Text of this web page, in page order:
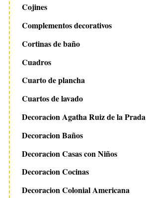
Cojines
Complementos decorativos
Cortinas de baño
Cuadros
Cuarto de plancha
Cuartos de lavado
Decoracion Agatha Ruiz de la Prada
Decoracion Baños
Decoracion Casas con Niños
Decoracion Cocinas
Decoracion Colonial Americana